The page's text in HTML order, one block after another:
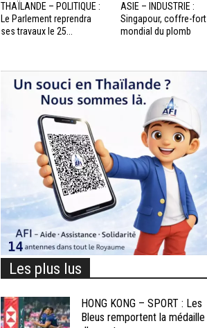
THAÏLANDE – POLITIQUE :
Le Parlement reprendra
ses travaux le 25...
ASIE – INDUSTRIE :
Singapour, coffre-fort
mondial du plomb
Les plus lus
HONG KONG – SPORT : Les
Bleus remportent la médaille